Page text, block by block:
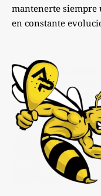
mantenerte siempre
en constante